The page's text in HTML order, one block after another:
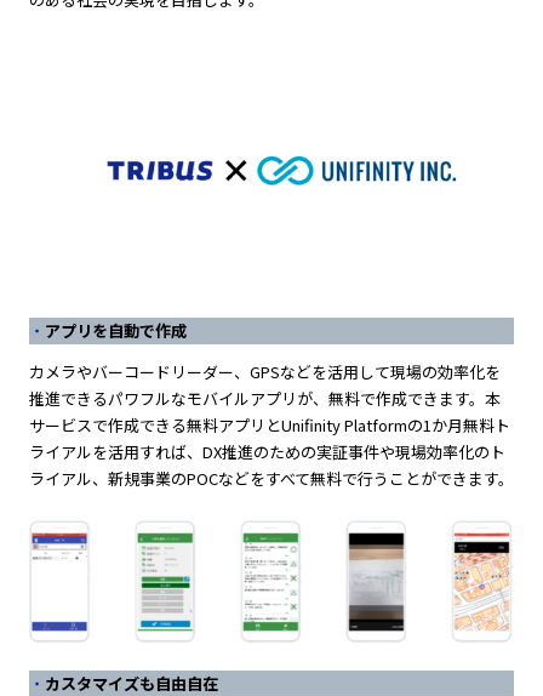
アプリを自動で作成
カメラやバーコードリーダー、GPSなどを活用して現場の効率化を
推進できるパワフルなモバイルアプリが、無料で作成できます。本
サービスで作成できる無料アプリとUnifinity Platformの1か月無料ト
ライアルを活用すれば、DX推進のための実証事件や現場効率化のト
ライアル、新規事業のPOCなどをすべて無料で行うことができます。
カスタマイズも自由自在